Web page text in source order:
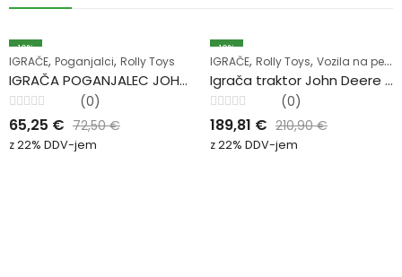
10%
IGRAČE, Poganjalci, Rolly Toys
IGRAČA POGANJALEC JOHN DEERE
Ocenjeno
0
od
5
(0)
65,25 € 72,50€
z 22% DDV-jem
10%
IGRAČE, Rolly Toys, Vozila na pedala
Igrača traktor John Deere 7930 Farmtrac
Ocenjeno
0
od
5
(0)
189,81 € 210,90€
z 22% DDV-jem